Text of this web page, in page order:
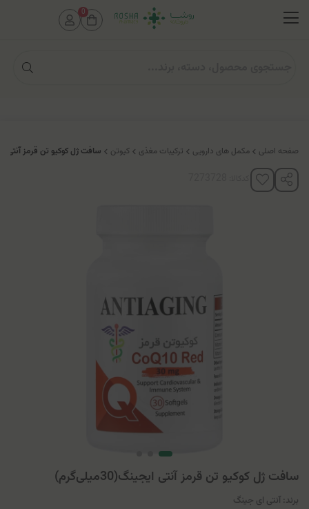
صفحه اصلی مکمل های دارویی ترکیبات مغذی کیوتن سافت ژل کوکیو تن قرمز آنتی
سافت ژل کوکیو تن قرمز آنتی ایجینگ(30میلی‌گرم)
برند: آنتی ای جینگ
0